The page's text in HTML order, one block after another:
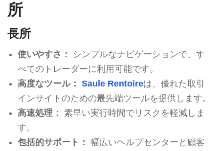
所
長所
使いやすさ：
シンプルなナビゲーションで、す
べてのトレーダーに利用可能です。
高度なツール： Saule Rentoireは、優れた取引
インサイトのための最先端ツールを提供します。
高速処理： 素早い実行時間でリスクを軽減しま
す。
包括的サポート： 幅広いヘルプセンターと顧客